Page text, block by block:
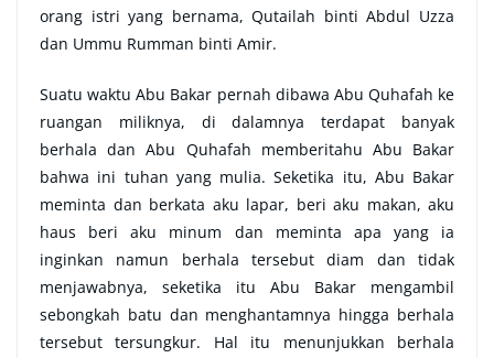
orang istri yang bernama, Qutailah binti Abdul Uzza
dan Ummu Rumman binti Amir.
Suatu waktu Abu Bakar pernah dibawa Abu Quhafah ke
ruangan miliknya, di dalamnya terdapat banyak
berhala dan Abu Quhafah memberitahu Abu Bakar
bahwa ini tuhan yang mulia. Seketika itu, Abu Bakar
meminta dan berkata aku lapar, beri aku makan, aku
haus beri aku minum dan meminta apa yang ia
inginkan namun berhala tersebut diam dan tidak
menjawabnya, seketika itu Abu Bakar mengambil
sebongkah batu dan menghantamnya hingga berhala
tersebut tersungkur. Hal itu menunjukkan berhala